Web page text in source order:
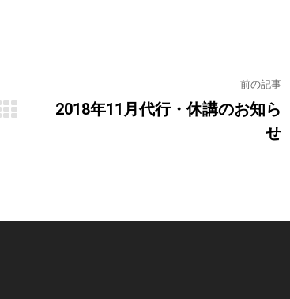
前の記事
2018年11月代行・休講のお知ら
せ